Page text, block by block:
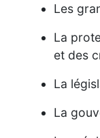
Les
La
et des
La
La